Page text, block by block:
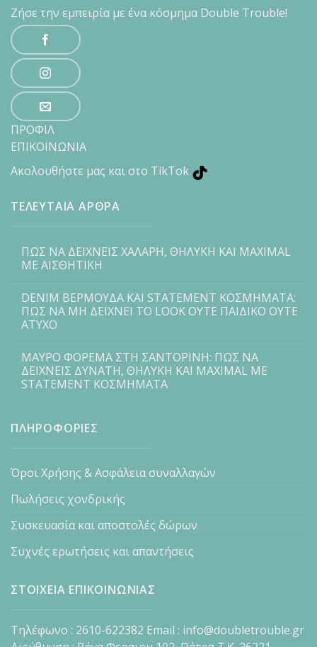
Ζήσε την εμπειρία με ένα κόσμημα Double Trouble!
ΠΡΟΦΙΛ
ΕΠΙΚΟΙΝΩΝΙΑ
Ακολουθήστε μας και στο TikTok
ΤΕΛΕΥΤΑΙΑ ΑΡΘΡΑ
ΠΩΣ ΝΑ ΔΕΙΧΝΕΙΣ ΧΑΛΑΡΗ, ΘΗΛΥΚΗ ΚΑΙ MAXIMAL
ΜΕ ΑΙΣΘΗΤΙΚΗ
DENIM ΒΕΡΜΟΥΔΑ ΚΑΙ STATEMENT ΚΟΣΜΗΜΑΤΑ:
ΠΩΣ ΝΑ ΜΗ ΔΕΙΧΝΕΙ ΤΟ LOOK ΟΥΤΕ ΠΑΙΔΙΚΟ ΟΥΤΕ
ΑΤΥΧΟ
ΜΑΥΡΟ ΦΟΡΕΜΑ ΣΤΗ ΣΑΝΤΟΡΙΝΗ: ΠΩΣ ΝΑ
ΔΕΙΧΝΕΙΣ ΔΥΝΑΤΗ, ΘΗΛΥΚΗ ΚΑΙ MAXIMAL ΜΕ
STATEMENT ΚΟΣΜΗΜΑΤΑ
ΠΛΗΡΟΦΟΡΙΕΣ
Όροι Χρήσης & Ασφάλεια συναλλαγών
Πωλήσεις χονδρικής
Συσκευασία και αποστολές δώρων
Συχνές ερωτήσεις και απαντήσεις
ΣΤΟΙΧΕΙΑ ΕΠΙΚΟΙΝΩΝΙΑΣ
Τηλέφωνο : 2610-622382 Email : info@doubletrouble.gr